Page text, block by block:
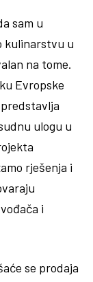
sam u
kulinarstvu u
na tome.
Evropske
ulogu u
rješenja i
i
se prodaja